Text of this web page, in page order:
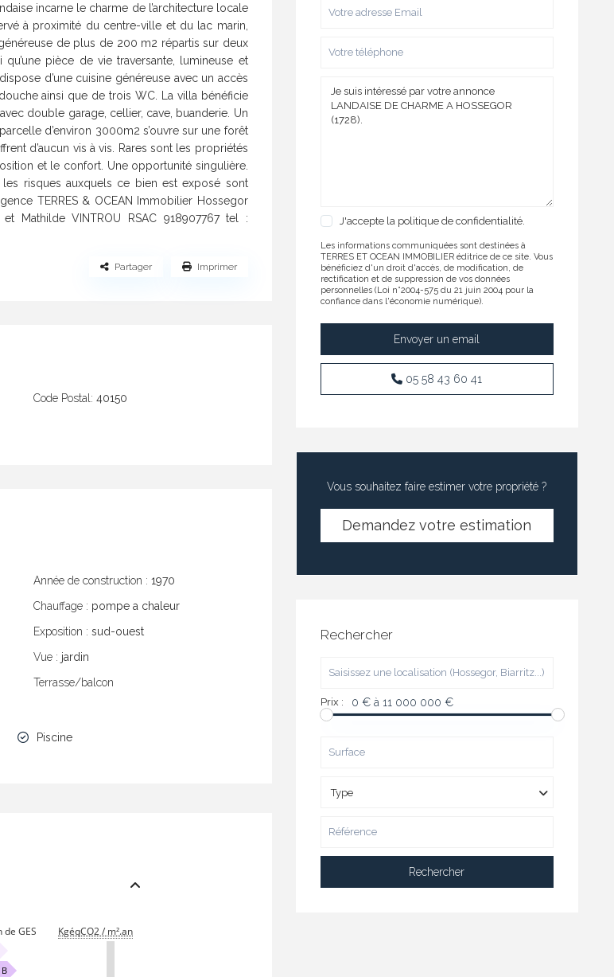
incarne le charme de l’architecture locale
à proximité du centre-ville et du lac marin,
de plus de 200 m2 répartis sur deux
pièce de vie traversante, lumineuse et
d’une cuisine généreuse avec un accès
ainsi que de trois WC. La villa bénéficie
double garage, cellier, cave, buanderie. Un
d’environ 3000m2 s’ouvre sur une forêt
d’aucun vis à vis. Rares sont les propriétés
et le confort. Une opportunité singulière.
risques auxquels ce bien est exposé sont
TERRES & OCEAN Immobilier Hossegor
Mathilde VINTROU RSAC 918907767 tel :
Partager Imprimer
Code Postal: 40150
Année de construction : 1970
Chauffage : pompe a chaleur
Exposition : sud-ouest
Vue : jardin
Terrasse/balcon
Piscine
de GES KgéqCO2 / m².an
B
J'accepte la politique de confidentialité.
Les informations communiquées sont destinées à
TERRES ET OCEAN IMMOBILIER éditrice de ce site. Vous
bénéficiez d'un droit d'accès, de modification, de
rectification et de suppression de vos données
personnelles (Loi n°2004-575 du 21 juin 2004 pour la
confiance dans l'économie numérique).
05 58 43 60 41
Vous souhaitez faire estimer votre propriété ?
Demandez votre estimation
Rechercher
Prix : 0 € à 11 000 000 €
Type
Rechercher